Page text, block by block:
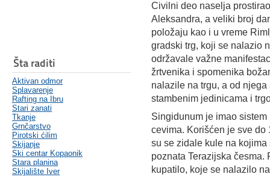
Šta raditi
Aktivan odmor
Splavarenje
Rafting na Ibru
Stari zanati
Tkanje
Grnčarstvo
Pirotski ćilim
Skijanje
Ski centar Kopaonik
Stara planina
Skijalište Iver
Civilni deo naselja
Aleksandra, a veliki broj
položaju kao i u vreme
gradski trg, koji se nalazio
održavale važne
žrtvenika i spomenika
nalazile na trgu, a od
stambenim jedinicama i
Singidunum je imao
cevima. Korišćen je sve do
su se zidale kule na
poznata Terazijska
kupatilo, koje se nalazilo